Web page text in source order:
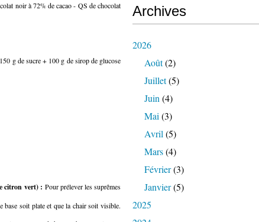
noir à 72% de cacao - QS de chocolat
g de sucre + 100 g de sirop de glucose
citron vert) : Pour prélever les suprêmes
base soit plate et que la chair soit visible.
Archives
2026
Août(2)
Juillet(5)
Juin (4)
Mai (3)
Avril (5)
Mars(4)
Février(3)
Janvier(5)
2025